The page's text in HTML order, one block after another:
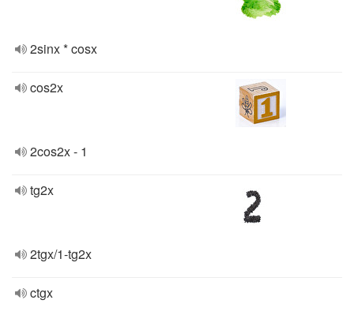
2sinx * cosx
cos2x
2cos2x - 1
tg2x
2tgx/1-tg2x
ctgx